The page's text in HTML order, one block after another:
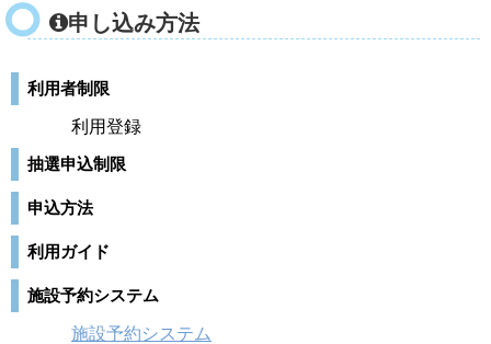
申し込み方法
利用者制限
利用登録
抽選申込制限
申込方法
利用ガイド
施設予約システム
施設予約システム